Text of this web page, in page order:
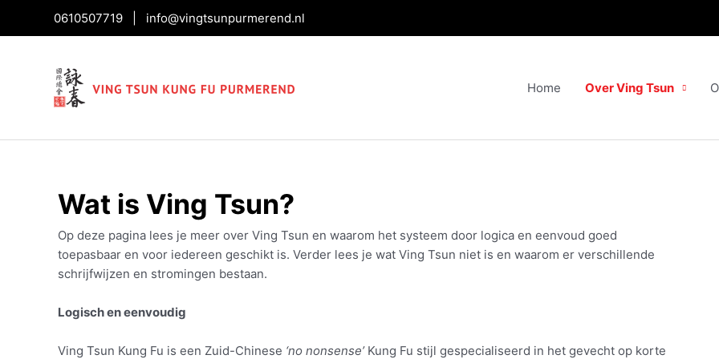
0610507719 info@vingtsunpurmerend.nl
Home Over Ving Tsun
Wat is Ving Tsun?
Op deze pagina lees je meer over Ving Tsun en waarom het systeem door logica en eenvoud goed
toepasbaar en voor iedereen geschikt is. Verder lees je wat Ving Tsun niet is en waarom er verschillende
schrijfwijzen en stromingen bestaan.
Logisch en eenvoudig
Ving Tsun Kung Fu is een Zuid-Chinese ‘no nonsense’Kung Fu stijl gespecialiseerd in het gevecht op korte